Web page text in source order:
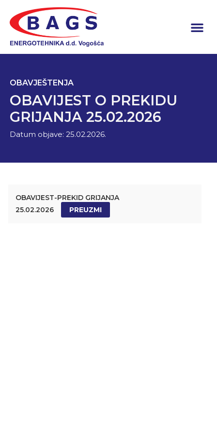
OBAVJEŠTENJA
OBAVIJEST O PREKIDU
GRIJANJA 25.02.2026
Datum objave: 25.02.2026.
OBAVIJEST-PREKID GRIJANJA
25.02.2026
PREUZMI